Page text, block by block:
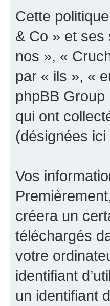
Cette
& Co » et ses
nos », «
par « ils », «
phpBB
qui ont
(désignées
Vos
créera un
téléchargés
votre
identifiant
un identifiant